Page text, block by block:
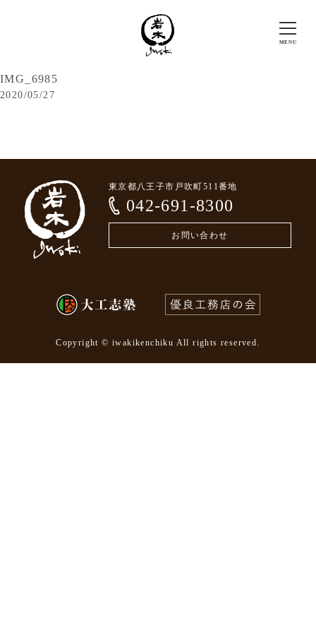
IMG_6985
2020/05/27
東京都八王子市戸吹町511番地
042-691-8300
お問い合わせ
Copyright © iwakikenchiku All rights reserved.